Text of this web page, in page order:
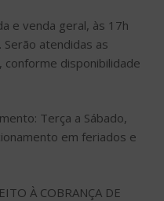
e venda geral, às 17h
atendidas as
disponibilidade
Terça a Sábado,
em feriados e
À COBRANÇA DE